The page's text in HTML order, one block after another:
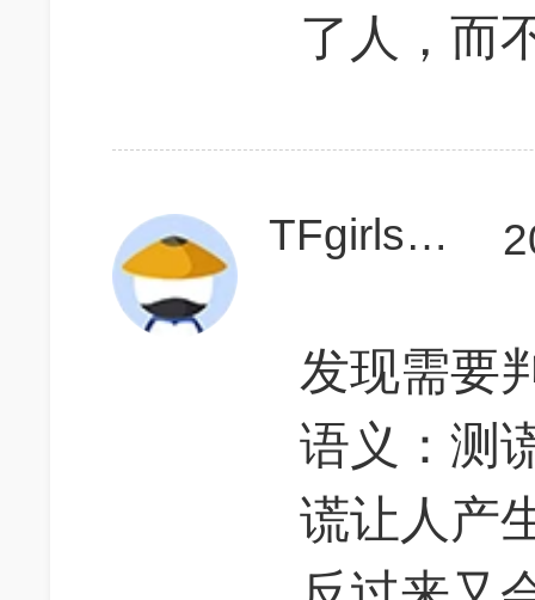
了人，而
TFgirls233
发现需要
语义：测
谎让人产